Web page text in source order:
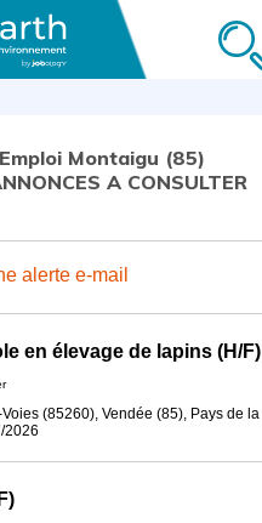
Emploi Montaigu (85)
A CONSULTER
alerte e-mail
en élevage de lapins (H/F)
(85260), Vendée (85), Pays de la
2026